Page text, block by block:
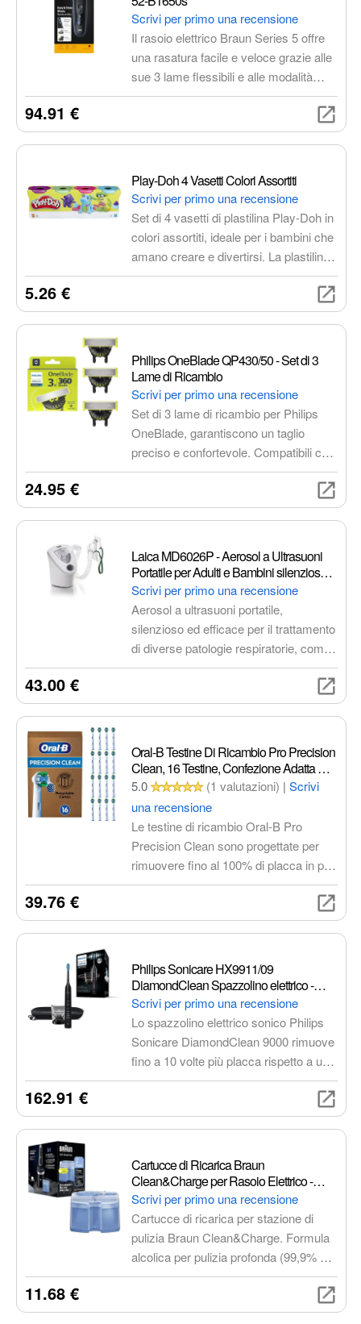
Scrivi per primo una recensione
Il rasoio elettrico Braun Series 5 offre
una rasatura facile e veloce grazie alle
sue 3 lame flessibili e alle modalità
personalizzabili. Include regolabarba e
bodygroomer per una cura completa.
Impermeabile e con batteria a lunga
garantire qualità e affidabilità.
94.91 €
Play-Doh 4 Vasetti Colori Assortiti
Scrivi per primo una recensione
Set di 4 vasetti di plastilina Play-Doh in
colori assortiti, ideale per i bambini che
amano creare e divertirsi. La plastilina
è morbida e facile da modellare, e non
5.26 €
Philips OneBlade QP430/50 - Set di 3
Lame di Ricambio
Scrivi per primo una recensione
Set di 3 lame di ricambio per Philips
OneBlade, garantiscono un taglio
preciso e confortevole. Compatibili con
diversi modelli, offrono una lunga
mantenere sempre alte le prestazioni
24.95 €
Laica MD6026P - Aerosol a Ultrasuoni
Portatile per Adulti e Bambini silenzioso,
Bianco
Scrivi per primo una recensione
Aerosol a ultrasuoni portatile,
silenzioso ed efficace per il trattamento
di diverse patologie respiratorie, come
tracheite, asma, bronchite, sinusite e
grazie alla sua silenziosità.
43.00 €
Oral-B Testine Di Ricambio Pro Precision
Clean, 16 Testine, Confezione Adatta Alla
Buca Delle Lettere
5.0 (1 valutazioni) |Scrivi
una recensione
Le testine di ricambio Oral-B Pro
Precision Clean sono progettate per
rimuovere fino al 100% di placca in più
rispetto a uno spazzolino manuale, per
Dotate di setole a X, raggiungono
raggiungere, per una pulizia completa.
Compatibili con tutti gli spazzolini
elettrici ricaricabili Oral-B, tranne iO e
Pulsonic.
39.76 €
Philips Sonicare HX9911/09
DiamondClean Spazzolino elettrico -
Spazzolino elettrico a ultrasuoni con 4
programmi di pulizia, Timer, Nero
Scrivi per primo una recensione
Lo spazzolino elettrico sonico Philips
Sonicare DiamondClean 9000 rimuove
fino a 10 volte più placca rispetto a uno
spazzolino manuale, garantendo una
modalità di spazzolamento e 3 livelli di
routine di pulizia in base alle tue
esigenze.
162.91 €
Cartucce di Ricarica Braun
Clean&Charge per Rasoio Elettrico -
Confezione da 2
Scrivi per primo una recensione
Cartucce di ricarica per stazione di
pulizia Braun Clean&Charge. Formula
alcolica per pulizia profonda (99,9% di
germi rimossi), lubrificazione ottimale
rinfrescante. Compatibili con tutte le
11.68 €